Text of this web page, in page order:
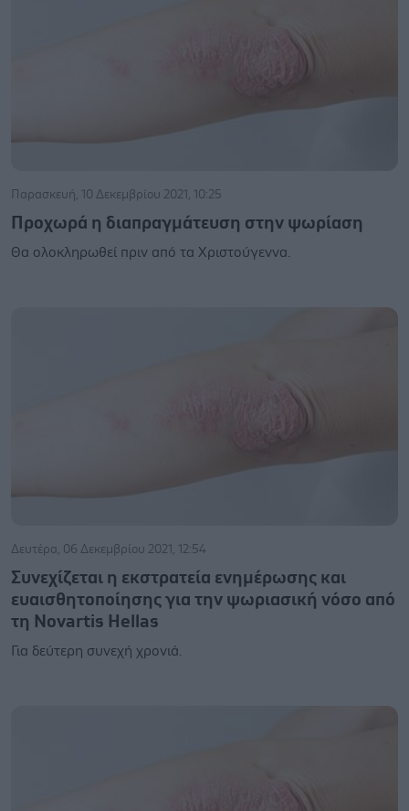
Παρασκευή, 10 Δεκεμβρίου 2021, 10:25
Προχωρά η διαπραγμάτευση στην ψωρίαση
Θα ολοκληρωθεί πριν από τα Χριστούγεννα.
Δευτέρα, 06 Δεκεμβρίου 2021, 12:54
Συνεχίζεται η εκστρατεία ενημέρωσης και
ευαισθητοποίησης για την ψωριασική νόσο από
τη Novartis Hellas
Για δεύτερη συνεχή χρονιά.